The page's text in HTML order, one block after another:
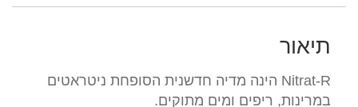
תיאור
Nitrat-R הינה מדיה חדשנית הסופחת ניטראטים
במרינות, ריפים ומים מתוקים.